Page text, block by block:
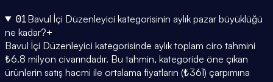
01Bavul İçi Düzenleyici kategorisinin aylık pazar büyüklüğü
ne kadar?+
Bavul İçi Düzenleyici kategorisinde aylık toplam ciro tahmini
₺6.8 milyon civarındadır. Bu tahmin, kategoride öne çıkan
ürünlerin satış hacmi ile ortalama fiyatların (₺361) çarpımına